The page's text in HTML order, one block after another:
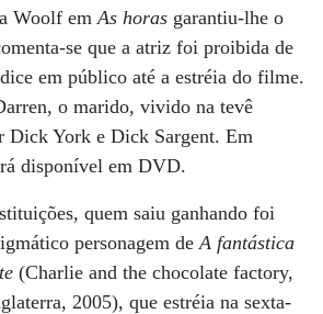
Woolf emAs horas garantiu-lhe o
se que a atriz foi proibida de
em público até a estréia do filme.
o marido, vivido na tevê
Dick York e Dick Sargent. Em
disponível em DVD.
quem saiu ganhando foi
personagem deA fantástica
(Charlie and the chocolate factory,
2005), que estréia na sexta-